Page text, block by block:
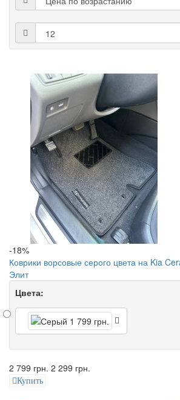
-18%
Коврики ворсовые серого цвета на Kia
Элит
Цвета:
2 799 грн. 2 299 грн.
Купить